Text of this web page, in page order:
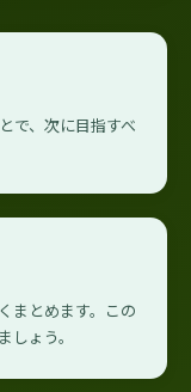
で、次に目指すべ
まとめます。この
ょう。